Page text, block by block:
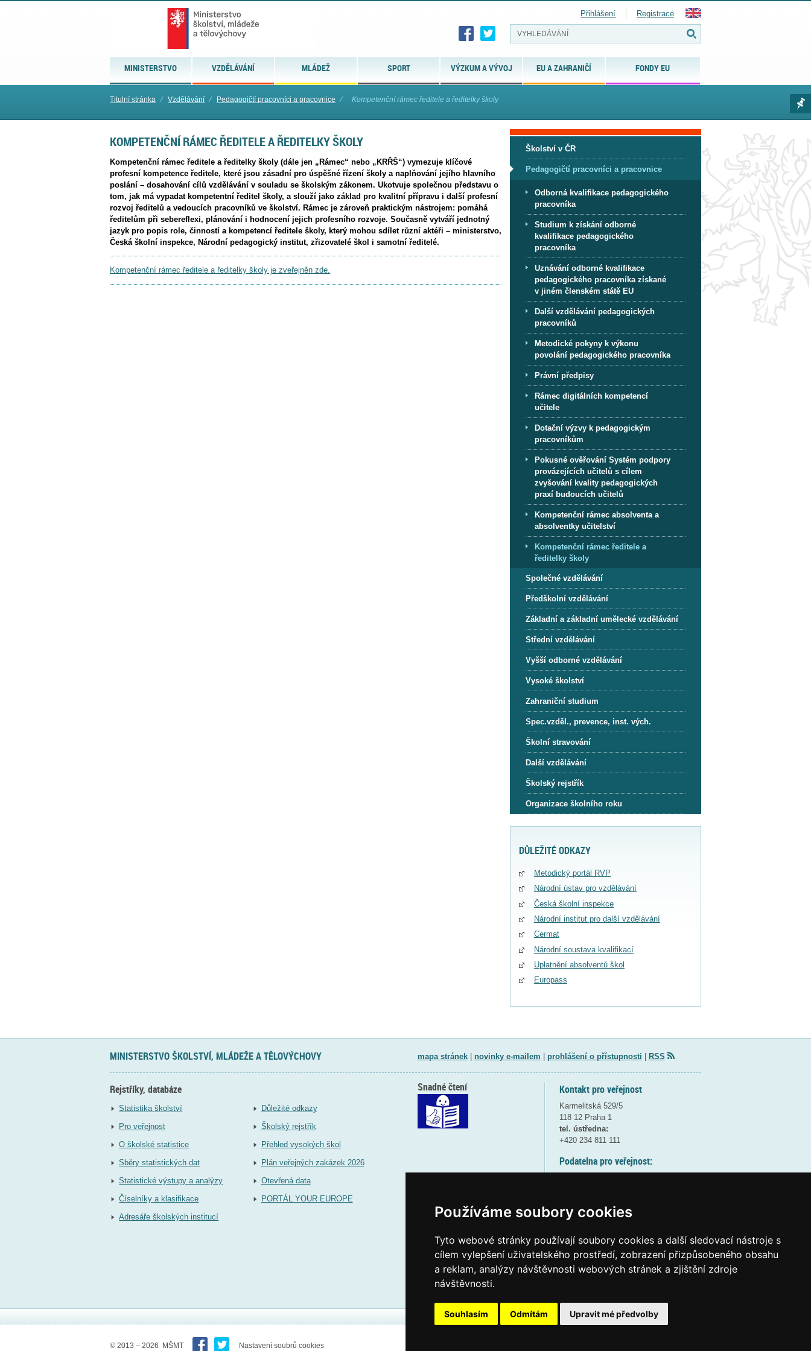
Používáme soubory cookies
Tyto webové stránky používají soubory cookies a další sledovací nástroje s
cílem vylepšení uživatelského prostředí, zobrazení přizpůsobeného obsahu
a reklam, analýzy návštěvnosti webových stránek a zjištění zdroje
návštěvnosti.
Souhlasím Odmítám Upravit mé předvolby
MINISTERSTVO VZDĚLÁVÁNÍ MLÁDEŽ SPORT VÝZKUM A VÝVOJ EU A ZAHRANIČÍ FONDY EU
Přihlášení Registrace
Titulní stránka ⁄ Vzdělávání ⁄ Pedagogičtí pracovníci a pracovnice ⁄ Kompetenční rámec ředitele a ředitelky školy
KOMPETENČNÍ RÁMEC ŘEDITELE A ŘEDITELKY ŠKOLY
Kompetenční rámec ředitele a ředitelky školy (dále jen „Rámec“ nebo „KRŘŠ“) vymezuje klíčové
profesní kompetence ředitele, které jsou zásadní pro úspěšné řízení školy a naplňování jejího hlavního
poslání – dosahování cílů vzdělávání v souladu se školským zákonem. Ukotvuje společnou představu o
tom, jak má vypadat kompetentní ředitel školy, a slouží jako základ pro kvalitní přípravu i další profesní
rozvoj ředitelů a vedoucích pracovníků ve školství. Rámec je zároveň praktickým nástrojem: pomáhá
ředitelům při sebereflexi, plánování i hodnocení jejich profesního rozvoje. Současně vytváří jednotný
jazyk pro popis role, činností a kompetencí ředitele školy, který mohou sdílet různí aktéři – ministerstvo,
Česká školní inspekce, Národní pedagogický institut, zřizovatelé škol i samotní ředitelé.
Kompetenční rámec ředitele a ředitelky školy je zveřejněn zde.
Školství v ČR
Pedagogičtí pracovníci a pracovnice
Odborná kvalifikace pedagogického
pracovníka
Studium k získání odborné
kvalifikace pedagogického
pracovníka
Uznávání odborné kvalifikace
pedagogického pracovníka získané
v jiném členském státě EU
Další vzdělávání pedagogických
pracovníků
Metodické pokyny k výkonu
povolání pedagogického pracovníka
Právní předpisy
Rámec digitálních kompetencí
učitele
Dotační výzvy k pedagogickým
pracovníkům
Pokusné ověřování Systém podpory
provázejících učitelů s cílem
zvyšování kvality pedagogických
praxí budoucích učitelů
Kompetenční rámec absolventa a
absolventky učitelství
Kompetenční rámec ředitele a
ředitelky školy
Společné vzdělávání
Předškolní vzdělávání
Základní a základní umělecké vzdělávání
Střední vzdělávání
Vyšší odborné vzdělávání
Vysoké školství
Zahraniční studium
Spec.vzděl., prevence, inst. vých.
Školní stravování
Další vzdělávání
Školský rejstřík
Organizace školního roku
DŮLEŽITÉ ODKAZY
Metodický portál RVP
Národní ústav pro vzdělávání
Česká školní inspekce
Národní institut pro další vzdělávání
Cermat
Národní soustava kvalifikací
Uplatnění absolventů škol
Europass
MINISTERSTVO ŠKOLSTVÍ, MLÁDEŽE A TĚLOVÝCHOVY mapa stránek| novinky e-mailem | prohlášení o přístupnosti | RSS
Rejstříky, databáze
Statistika školství
Pro veřejnost
O školské statistice
Sběry statistických dat
Statistické výstupy a analýzy
Číselníky a klasifikace
Adresáře školských institucí
Důležité odkazy
Školský rejstřík
Přehled vysokých škol
Plán veřejných zakázek 2026
Otevřená data
PORTÁL YOUR EUROPE
Kontakt pro veřejnost
Karmelitská 529/5
118 12 Praha 1
tel. ústředna:
+420 234 811 111
Podatelna pro veřejnost:
(více informací
Elektronická podatelna:
posta@msmt.gov.cz
Snadné čtení
© 2013 – 2026 MŠMT Nastavení soubrů cookies